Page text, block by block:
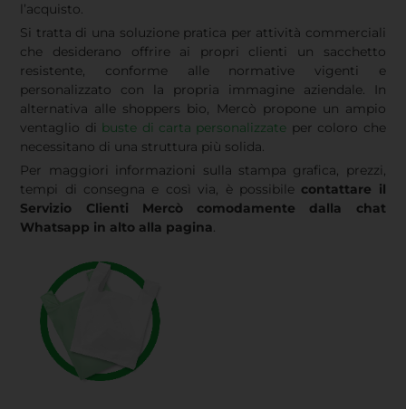
l’acquisto.
Si tratta di una soluzione pratica per attività commerciali
che desiderano offrire ai propri clienti un sacchetto
resistente, conforme alle normative vigenti e
personalizzato con la propria immagine aziendale. In
alternativa alle shoppers bio, Mercò propone un ampio
ventaglio di buste di carta personalizzate per coloro che
necessitano di una struttura più solida.
Per maggiori informazioni sulla stampa grafica, prezzi,
tempi di consegna e così via, è possibile contattare il
Servizio Clienti Mercò comodamente dalla chat
Whatsapp in alto alla pagina.